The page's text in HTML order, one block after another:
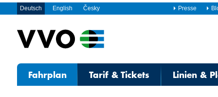
Deutsch English Česky Presse
Fahrplan Tarif & Tickets Linien &